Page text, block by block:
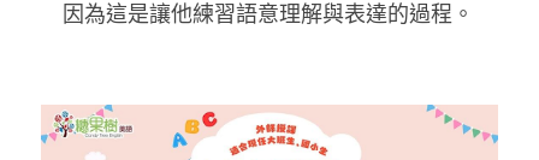
因為這是讓他練習語意理解與表達的過程。